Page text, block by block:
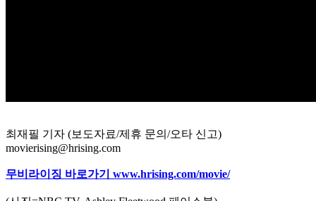
최재필 기자 (보도자료/제휴 문의/오타 신고)
movierising@hrising.com
무비라이징 바로가기 www.hrising.com/movie/